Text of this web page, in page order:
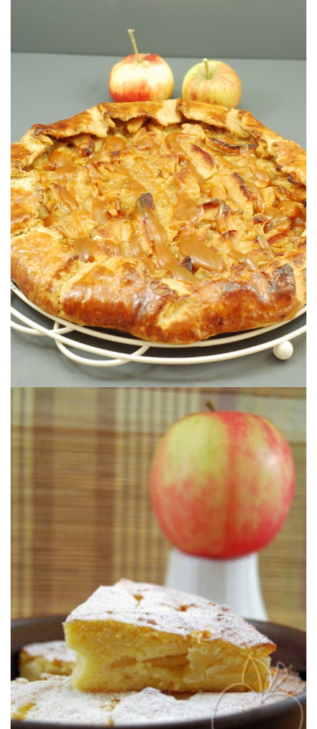
TARTE AUX POMMES & CHANTILLY
CARAMEL AU BEURRE SALÉ
Parfaite pour le week-end.
TARTE AUX POMMES, POLENTA &
RICOTTA
farine est remplacée par de la polenta et les laitages par de la ricotta.